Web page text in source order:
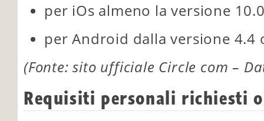
per iOs almeno la versione
per Android dalla versione 4.4
(Fonte: sito ufficiale Circle com –
Requisiti personali richiesti